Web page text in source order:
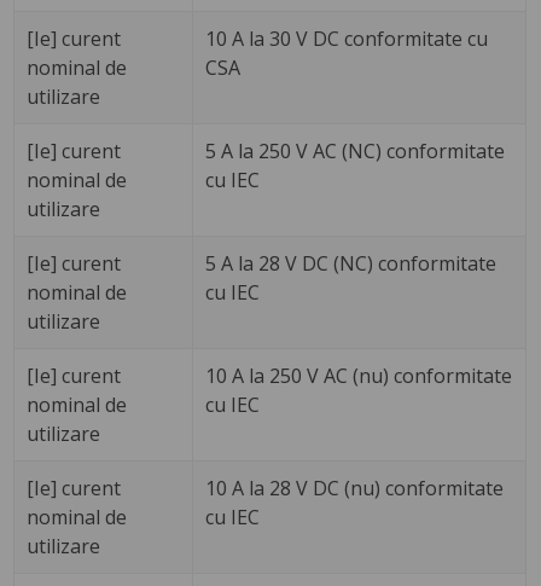
[Ie] curent
nominal de
utilizare
10 A la 30 V DC conformitate cu
CSA
[Ie] curent
nominal de
utilizare
5 A la 250 V AC (NC) conformitate
cu IEC
[Ie] curent
nominal de
utilizare
5 A la 28 V DC (NC) conformitate
cu IEC
[Ie] curent
nominal de
utilizare
10 A la 250 V AC (nu) conformitate
cu IEC
[Ie] curent
nominal de
utilizare
10 A la 28 V DC (nu) conformitate
cu IEC